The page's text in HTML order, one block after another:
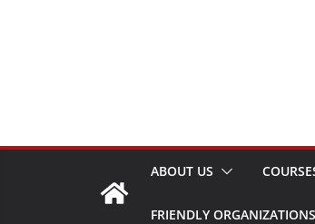
ABOUT US
FRIENDLY ORGANIZATIONS